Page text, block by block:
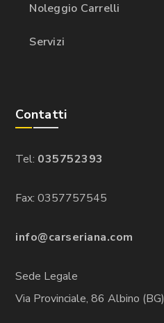
Noleggio Carrelli
Servizi
Contatti
Tel: 035752393
Fax: 0357757545
info@carseriana.com
Sede Legale
Via Provinciale, 86 Albino (BG)